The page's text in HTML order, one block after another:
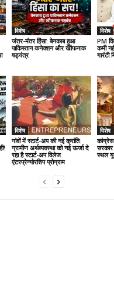
विशेष
जंतर-मंतर हिंसा: बेनकाब हुआ
पाकिस्तान कनेक्शन और खौफनाक
षड्यंत्र
विशेष
PM
कमी
गारंटी
विशेष
गांवों में स्टार्ट-अप की नई क्रांति:
ग्रामीण अर्थव्यवस्था को नई ऊर्जा दे
रहा है स्टार्ट-अप विलेज
एंटरप्रेन्योरशिप प्रोग्राम
विशेष
स्थल